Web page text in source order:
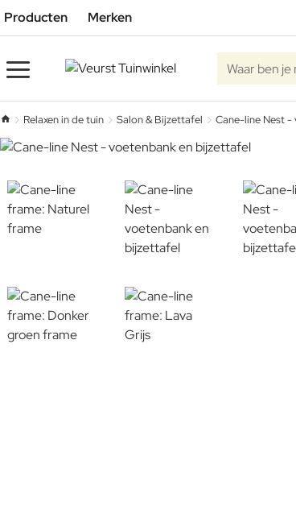
Producten Merken
Waar ben je
Relaxen in de tuin Salon & Bijzettafel Cane-line Nest